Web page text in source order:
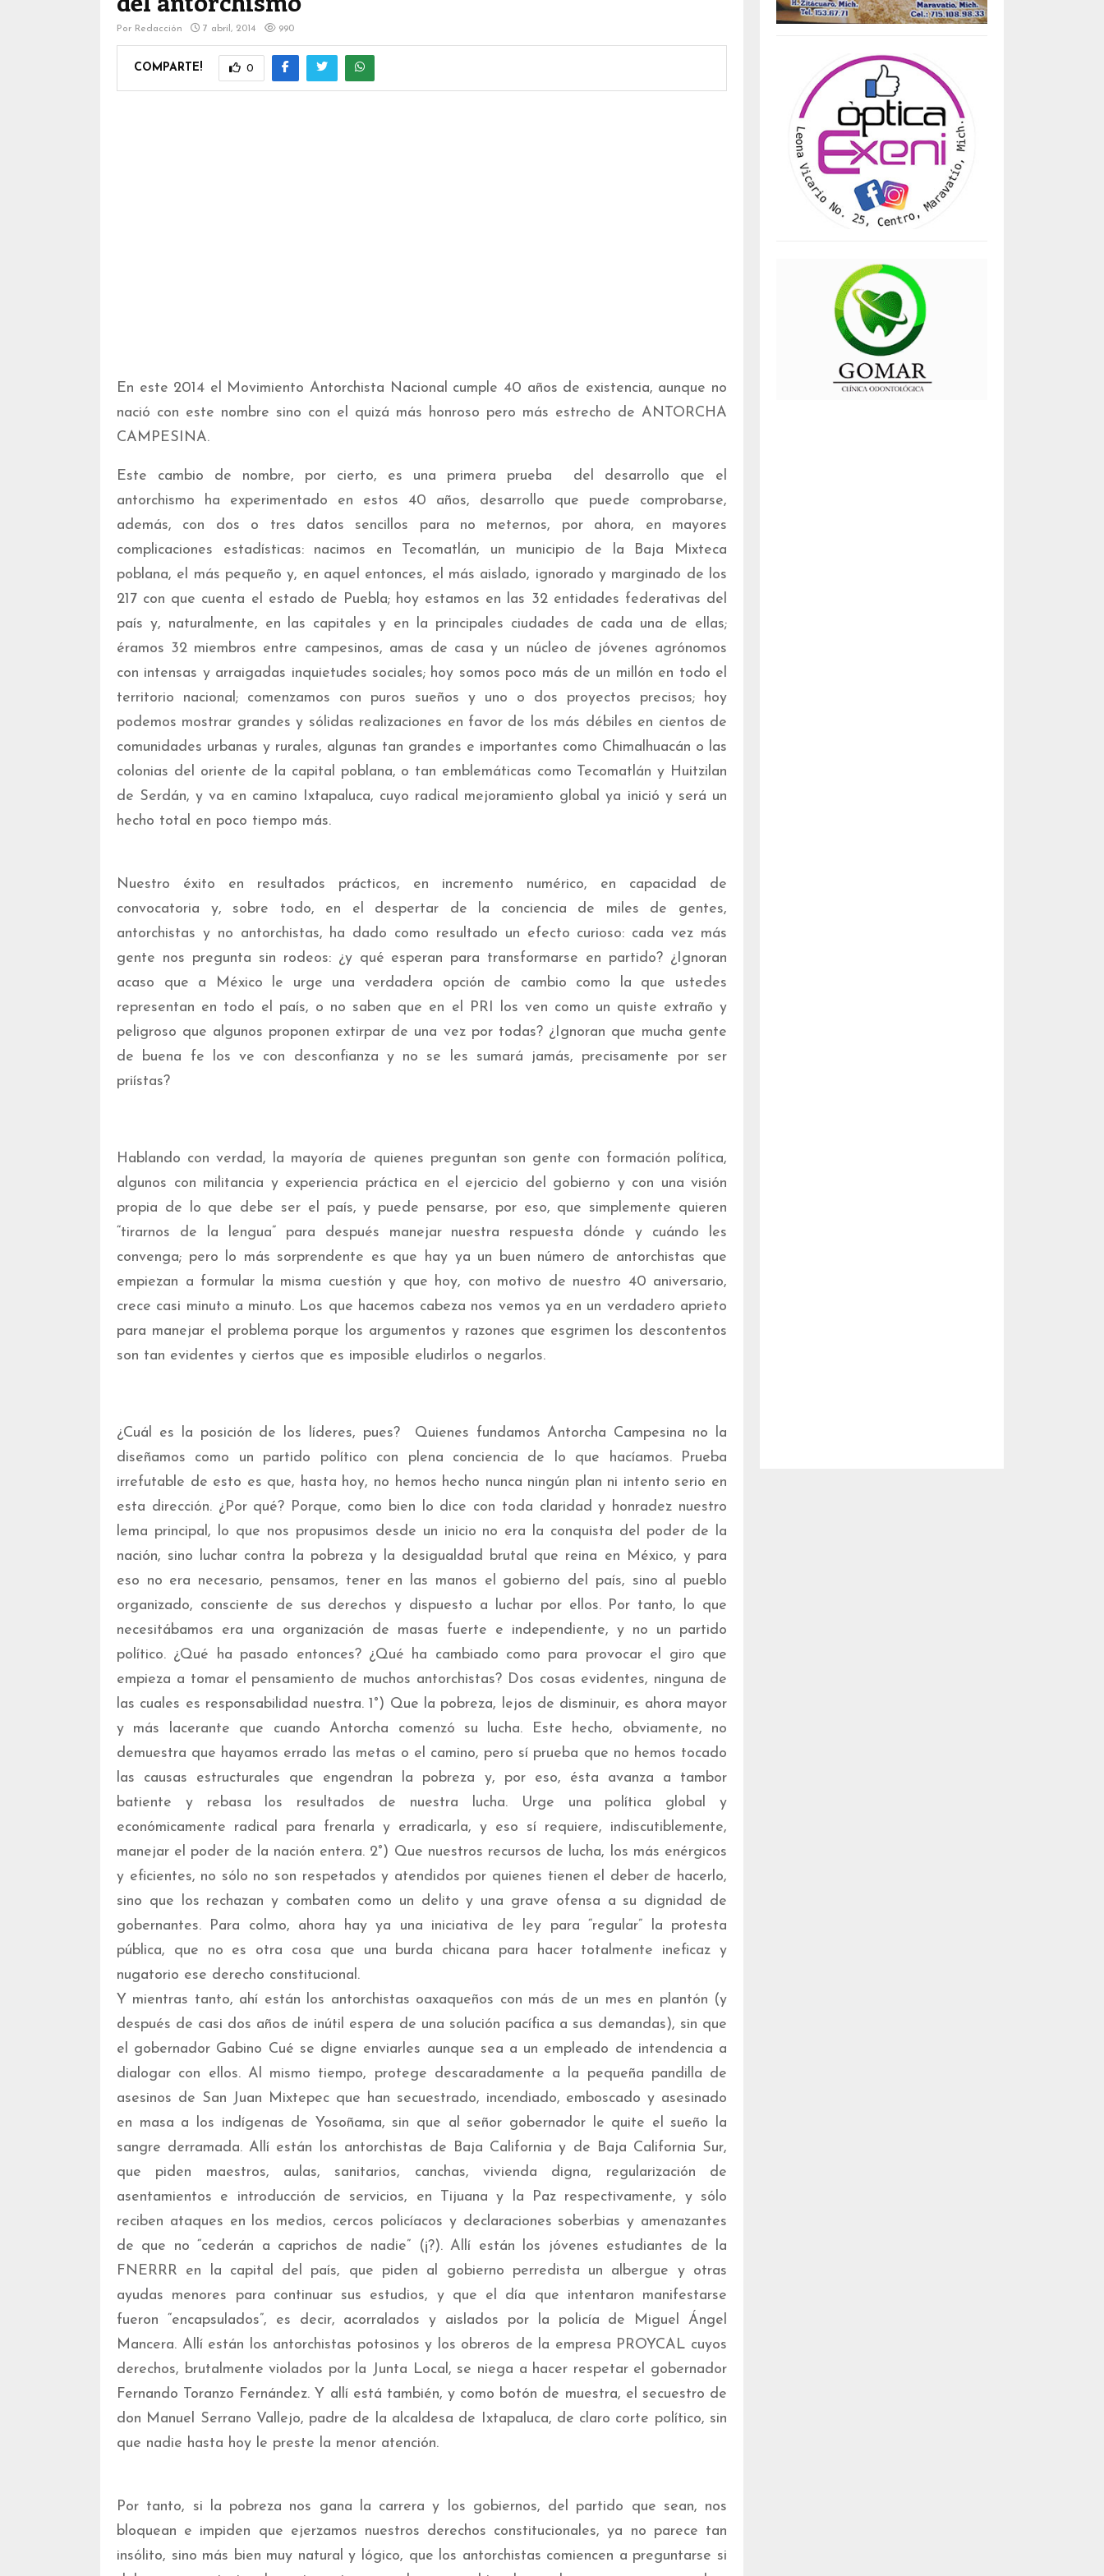
Por Redacción 7 abril, 2014 990
COMPARTE! 0
En este 2014 el Movimiento Antorchista Nacional cumple 40 años de existencia, aunque no
nació con este nombre sino con el quizá más honroso pero más estrecho de ANTORCHA
CAMPESINA.
Este cambio de nombre, por cierto, es una primera prueba del desarrollo que el
antorchismo ha experimentado en estos 40 años, desarrollo que puede comprobarse,
además, con dos o tres datos sencillos para no meternos, por ahora, en mayores
complicaciones estadísticas: nacimos en Tecomatlán, un municipio de la Baja Mixteca
poblana, el más pequeño y, en aquel entonces, el más aislado, ignorado y marginado de los
217 con que cuenta el estado de Puebla; hoy estamos en las 32 entidades federativas del
país y, naturalmente, en las capitales y en la principales ciudades de cada una de ellas;
éramos 32 miembros entre campesinos, amas de casa y un núcleo de jóvenes agrónomos
con intensas y arraigadas inquietudes sociales; hoy somos poco más de un millón en todo el
territorio nacional; comenzamos con puros sueños y uno o dos proyectos precisos; hoy
podemos mostrar grandes y sólidas realizaciones en favor de los más débiles en cientos de
comunidades urbanas y rurales, algunas tan grandes e importantes como Chimalhuacán o las
colonias del oriente de la capital poblana, o tan emblemáticas como Tecomatlán y Huitzilan
de Serdán, y va en camino Ixtapaluca, cuyo radical mejoramiento global ya inició y será un
hecho total en poco tiempo más.
Nuestro éxito en resultados prácticos, en incremento numérico, en capacidad de
convocatoria y, sobre todo, en el despertar de la conciencia de miles de gentes,
antorchistas y no antorchistas, ha dado como resultado un efecto curioso: cada vez más
gente nos pregunta sin rodeos: ¿y qué esperan para transformarse en partido? ¿Ignoran
acaso que a México le urge una verdadera opción de cambio como la que ustedes
representan en todo el país, o no saben que en el PRI los ven como un quiste extraño y
peligroso que algunos proponen extirpar de una vez por todas? ¿Ignoran que mucha gente
de buena fe los ve con desconfianza y no se les sumará jamás, precisamente por ser
priístas?
Hablando con verdad, la mayoría de quienes preguntan son gente con formación política,
algunos con militancia y experiencia práctica en el ejercicio del gobierno y con una visión
propia de lo que debe ser el país, y puede pensarse, por eso, que simplemente quieren
“tirarnos de la lengua” para después manejar nuestra respuesta dónde y cuándo les
convenga; pero lo más sorprendente es que hay ya un buen número de antorchistas que
empiezan a formular la misma cuestión y que hoy, con motivo de nuestro 40 aniversario,
crece casi minuto a minuto. Los que hacemos cabeza nos vemos ya en un verdadero aprieto
para manejar el problema porque los argumentos y razones que esgrimen los descontentos
son tan evidentes y ciertos que es imposible eludirlos o negarlos.
¿Cuál es la posición de los líderes, pues? Quienes fundamos Antorcha Campesina no la
diseñamos como un partido político con plena conciencia de lo que hacíamos. Prueba
irrefutable de esto es que, hasta hoy, no hemos hecho nunca ningún plan ni intento serio en
esta dirección. ¿Por qué? Porque, como bien lo dice con toda claridad y honradez nuestro
lema principal, lo que nos propusimos desde un inicio no era la conquista del poder de la
nación, sino luchar contra la pobreza y la desigualdad brutal que reina en México, y para
eso no era necesario, pensamos, tener en las manos el gobierno del país, sino al pueblo
organizado, consciente de sus derechos y dispuesto a luchar por ellos. Por tanto, lo que
necesitábamos era una organización de masas fuerte e independiente, y no un partido
político. ¿Qué ha pasado entonces? ¿Qué ha cambiado como para provocar el giro que
empieza a tomar el pensamiento de muchos antorchistas? Dos cosas evidentes, ninguna de
las cuales es responsabilidad nuestra. 1°) Que la pobreza, lejos de disminuir, es ahora mayor
y más lacerante que cuando Antorcha comenzó su lucha. Este hecho, obviamente, no
demuestra que hayamos errado las metas o el camino, pero sí prueba que no hemos tocado
las causas estructurales que engendran la pobreza y, por eso, ésta avanza a tambor
batiente y rebasa los resultados de nuestra lucha. Urge una política global y
económicamente radical para frenarla y erradicarla, y eso sí requiere, indiscutiblemente,
manejar el poder de la nación entera. 2°) Que nuestros recursos de lucha, los más enérgicos
y eficientes, no sólo no son respetados y atendidos por quienes tienen el deber de hacerlo,
sino que los rechazan y combaten como un delito y una grave ofensa a su dignidad de
gobernantes. Para colmo, ahora hay ya una iniciativa de ley para “regular” la protesta
pública, que no es otra cosa que una burda chicana para hacer totalmente ineficaz y
nugatorio ese derecho constitucional.
Y mientras tanto, ahí están los antorchistas oaxaqueños con más de un mes en plantón (y
después de casi dos años de inútil espera de una solución pacífica a sus demandas), sin que
el gobernador Gabino Cué se digne enviarles aunque sea a un empleado de intendencia a
dialogar con ellos. Al mismo tiempo, protege descaradamente a la pequeña pandilla de
asesinos de San Juan Mixtepec que han secuestrado, incendiado, emboscado y asesinado
en masa a los indígenas de Yosoñama, sin que al señor gobernador le quite el sueño la
sangre derramada. Allí están los antorchistas de Baja California y de Baja California Sur,
que piden maestros, aulas, sanitarios, canchas, vivienda digna, regularización de
asentamientos e introducción de servicios, en Tijuana y la Paz respectivamente, y sólo
reciben ataques en los medios, cercos policíacos y declaraciones soberbias y amenazantes
de que no “cederán a caprichos de nadie” (¡?). Allí están los jóvenes estudiantes de la
FNERRR en la capital del país, que piden al gobierno perredista un albergue y otras
ayudas menores para continuar sus estudios, y que el día que intentaron manifestarse
fueron “encapsulados”, es decir, acorralados y aislados por la policía de Miguel Ángel
Mancera. Allí están los antorchistas potosinos y los obreros de la empresa PROYCAL cuyos
derechos, brutalmente violados por la Junta Local, se niega a hacer respetar el gobernador
Fernando Toranzo Fernández. Y allí está también, y como botón de muestra, el secuestro de
don Manuel Serrano Vallejo, padre de la alcaldesa de Ixtapaluca, de claro corte político, sin
que nadie hasta hoy le preste la menor atención.
Por tanto, si la pobreza nos gana la carrera y los gobiernos, del partido que sean, nos
bloquean e impiden que ejerzamos nuestros derechos constitucionales, ya no parece tan
insólito, sino más bien muy natural y lógico, que los antorchistas comiencen a preguntarse si